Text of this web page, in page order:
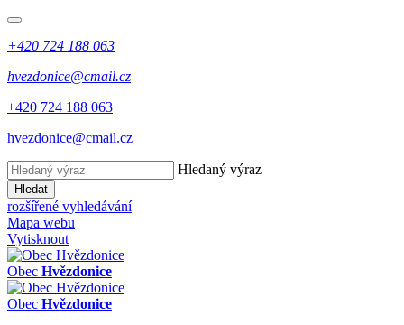
+420 724 188 063
hvezdonice@cmail.cz
+420 724 188 063
hvezdonice@cmail.cz
Hledaný výraz
Hledat
rozšířené vyhledávání
Mapa webu
Vytisknout
Obec Hvězdonice
Obec Hvězdonice